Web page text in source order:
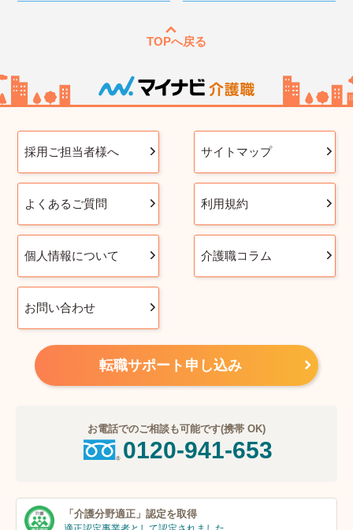
TOPへ戻る
採用ご担当者様へ サイトマップ
よくあるご質問 利用規約
個人情報について 介護職コラム
お問い合わせ
転職サポート申し込み
お電話でのご相談も可能です(携帯 OK)
0120-941-653
「介護分野適正」 認定を取得